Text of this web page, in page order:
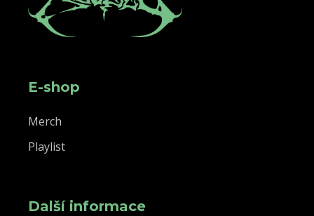
E-shop
Merch
Playlist
Další informace